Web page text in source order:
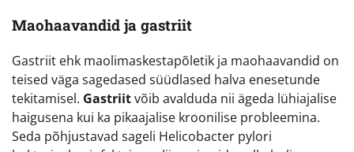
Maohaavandid ja gastriit
Gastriit ehk maolimaskestapõletik ja maohaavandid on
teised väga sagedased süüdlased halva enesetunde
tekitamisel. Gastriitvõib avalduda nii ägeda lühiajalise
haigusena kui ka pikaajalise kroonilise probleemina.
Seda põhjustavad sageli Helicobacter pylori